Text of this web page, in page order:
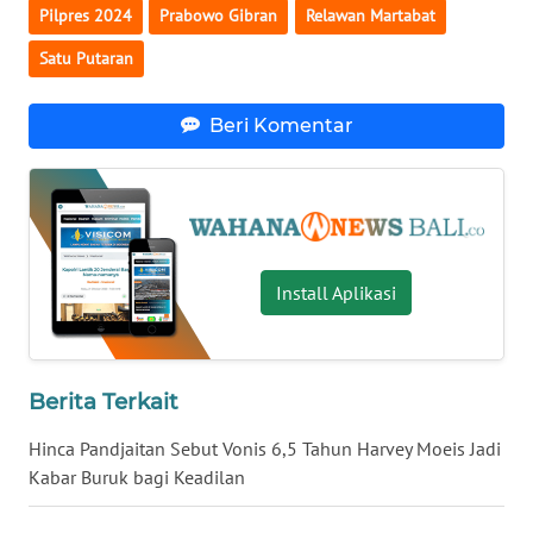
Pilpres 2024 Prabowo Gibran Relawan Martabat
Satu Putaran
Beri Komentar
Install Aplikasi
Berita Terkait
Hinca Pandjaitan Sebut Vonis 6,5 Tahun Harvey Moeis Jadi
Kabar Buruk bagi Keadilan
WN
NUSANTARA
WN
JOGJA
WN
JATIM
WN
BALI
WN